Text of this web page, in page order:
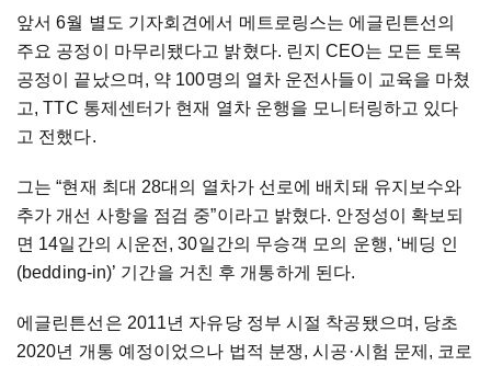
앞서 6월 별도 기자회견에서 메트로링스는 에글린튼선의
주요 공정이 마무리됐다고 밝혔다. 린지 CEO는 모든 토목
공정이 끝났으며, 약 100명의 열차 운전사들이 교육을 마쳤
고, TTC 통제센터가 현재 열차 운행을 모니터링하고 있다
고 전했다.
그는 “현재 최대 28대의 열차가 선로에 배치돼 유지보수와
추가 개선 사항을 점검 중”이라고 밝혔다. 안정성이 확보되
면 14일간의 시운전, 30일간의 무승객 모의 운행, ‘베딩 인
(bedding-in)’ 기간을 거친 후 개통하게 된다.
에글린튼선은 2011년 자유당 정부 시절 착공됐으며, 당초
2020년 개통 예정이었으나 법적 분쟁, 시공·시험 문제, 코로